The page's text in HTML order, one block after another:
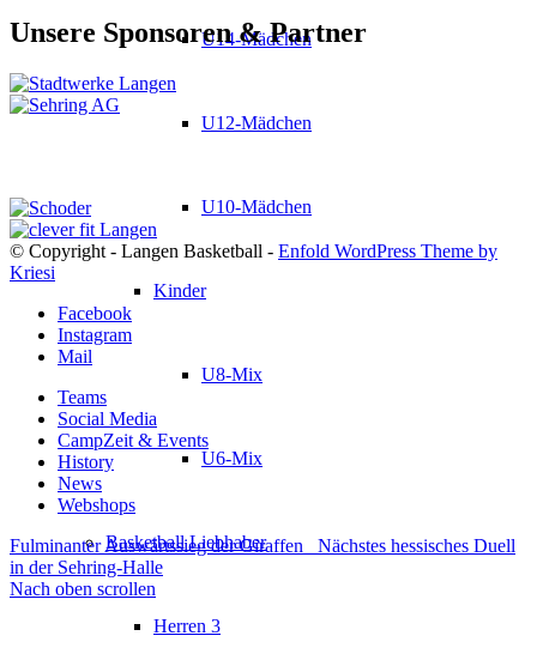
U14-Mädchen
U12-Mädchen
U10-Mädchen
Kinder
U8-Mix
U6-Mix
Basketball Liebhaber
Herren 3
Unsere Sponsoren & Partner
© Copyright - Langen Basketball - Enfold WordPress Theme by
Kriesi
Facebook
Instagram
Mail
Teams
Social Media
CampZeit & Events
History
News
Webshops
Fulminanter Auswärtssieg der Giraffen
Nächstes hessisches Duell
in der Sehring-Halle
Nach oben scrollen